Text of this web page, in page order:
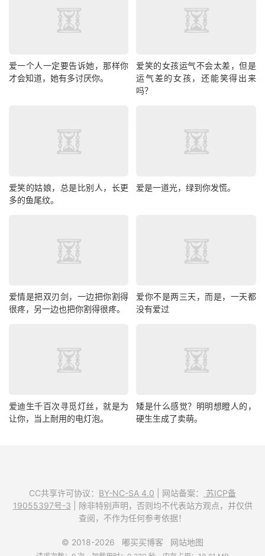
爱一个人一定要告诉她，那样你
才会知道，她有多讨厌你。
爱笑的女孩运气不会太差，但是
运气差的女孩，还能笑得出来
吗？
爱笑的姑娘，总是比别人，长更
多的鱼尾纹。
爱是一道光，绿到你发慌。
爱情是把双刃剑，一边把你割得
很疼，另一边也把你割得很疼。
爱你不是两三天，而是，一天都
没有爱过
爱迪生千百次寻觅灯丝，就是为
让你，当上耐用的电灯泡。
矮是什么感觉？明明想瞪人的，
硬生生成了卖萌。
CC共享许可协议： BY-NC-SA 4.0 | 网站备案：
苏ICP备
19055397号-3 | 除非特别声明，否则均不代表站方观点，并仅供
查阅，不作为任何参考依据！
© 2018-2026 嘟买买博客 网站地图